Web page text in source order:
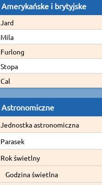
Amerykańske i brytyjske
Jard
Mila
Furlong
Stopa
Cal
Astronomiczne
Jednostka astronomiczna
Parasek
Rok świetlny
Godzina świetlna